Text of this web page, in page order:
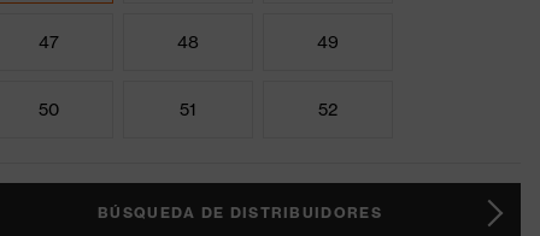
47 48 49
50 51 52
BÚSQUEDA DE DISTRIBUIDORES